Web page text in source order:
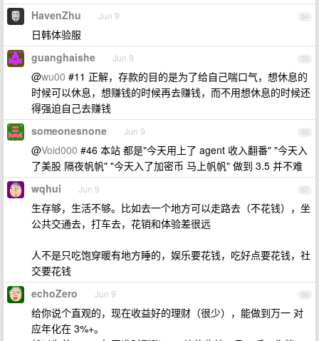
54
HavenZhu Jun 9
日韩体验服
55
guanghaishe Jun 9
@wu00 #11 正解，存款的目的是为了给自己喘口气，想休息的
时候可以休息，想赚钱的时候再去赚钱，而不用想休息的时候还
得强迫自己去赚钱
56
someonesnone Jun 9
@Void000 #46 本站 都是"今天用上了 agent 收入翻番" "今天入
了美股 隔夜帆帆" "今天入了加密币 马上帆帆" 做到 3.5 并不难
57
wqhui Jun 9
生存够，生活不够。比如去一个地方可以走路去（不花钱），坐
公共交通去，打车去，花销和体验差很远
人不是只吃饱穿暖有地方睡的，娱乐要花钱，吃好点要花钱，社
交要花钱
58
echoZero Jun 9
给你说个直观的，现在收益好的理财（很少），能做到万一 对
应年化在 3%+。